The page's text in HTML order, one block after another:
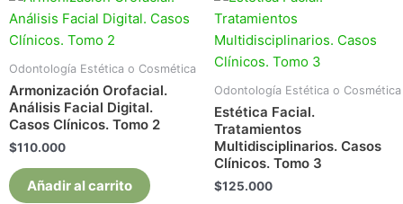
Odontología Estética o Cosmética
Armonización Orofacial.
Análisis Facial Digital.
Casos Clínicos. Tomo 2
$110.000
Añadir al carrito
Odontología Estética o Cosmética
Estética Facial.
Tratamientos
Multidisciplinarios. Casos
Clínicos. Tomo 3
$125.000